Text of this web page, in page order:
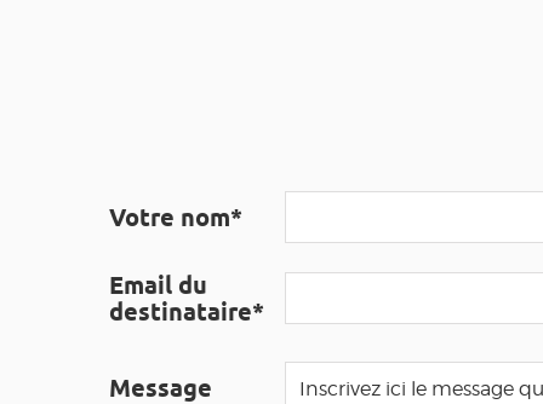
Votre nom*
Email du
destinataire*
Message